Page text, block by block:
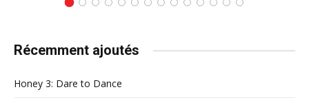
Récemment ajoutés
Honey 3: Dare to Dance